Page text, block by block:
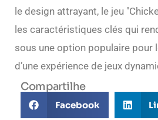
le design attrayant, le jeu
les caractéristiques clés qui
sous une option populaire pour
d’une expérience de jeux
Compartilhe
Facebook